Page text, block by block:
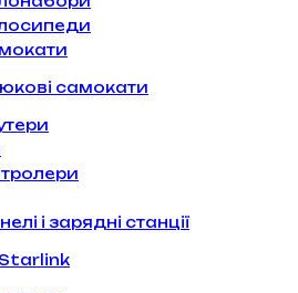
самокати
і зарядні станції
Starlink